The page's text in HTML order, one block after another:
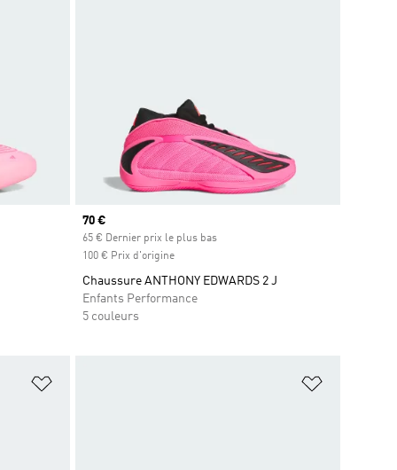
Prix actuel
70 €
65 € Dernier prix le plus bas
100 € Prix d'origine
Chaussure ANTHONY EDWARDS 2 J
Enfants Performance
5 couleurs